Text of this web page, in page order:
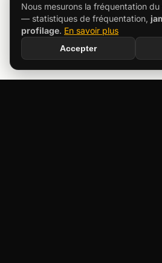
Nous mesurons la fréquentation
— statistiques de fréquentation,
profilage. En savoir plus
Accepter